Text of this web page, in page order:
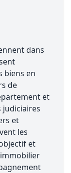
dans
biens en
de
et
judiciaires
et
les
et